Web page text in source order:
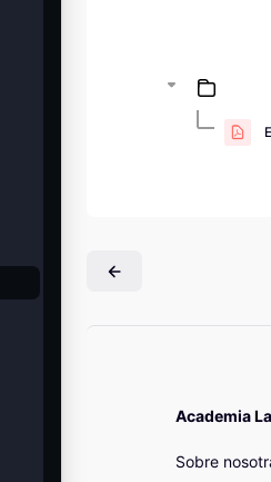
Academia
Sobre